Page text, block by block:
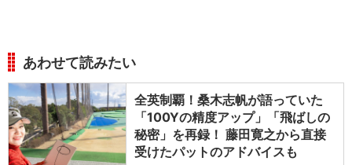
あわせて読みたい
全英制覇！桑木志帆が語っていた
「100Yの精度アップ」「飛ばしの
秘密」を再録！ 藤田寛之から直接
受けたパットのアドバイスも